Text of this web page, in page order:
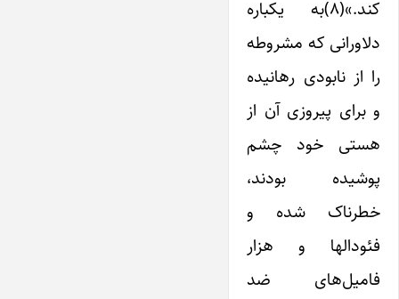
کند.»(۸)به یکباره
دلاورانی که مشروطه
را از نابودی رهانیده
و برای پیروزی آن از
هستی خود چشم
پوشیده بودند،
خطرناک شده و
فئودالها و هزار
فامیل‌های ضد